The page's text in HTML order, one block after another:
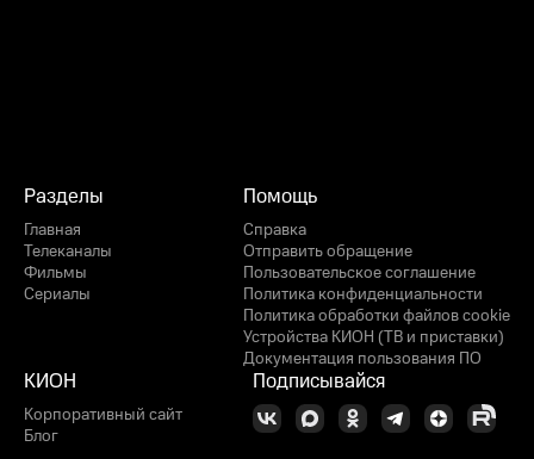
Разделы
Главная
Телеканалы
Фильмы
Сериалы
Помощь
Справка
Отправить обращение
Пользовательское соглашение
Политика конфиденциальности
Политика обработки файлов cookie
Устройства КИОН (ТВ и приставки)
Документация пользования ПО
КИОН
Корпоративный сайт
Блог
Подписывайся